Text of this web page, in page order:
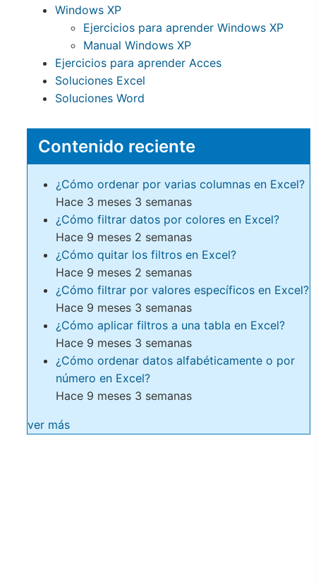
Windows XP
Ejercicios para aprender Windows XP
Manual Windows XP
Ejercicios para aprender Acces
Soluciones Excel
Soluciones Word
Contenido reciente
¿Cómo ordenar por varias columnas en Excel?
Hace 3 meses 3 semanas
¿Cómo filtrar datos por colores en Excel?
Hace 9 meses 2 semanas
¿Cómo quitar los filtros en Excel?
Hace 9 meses 2 semanas
¿Cómo filtrar por valores específicos en Excel?
Hace 9 meses 3 semanas
¿Cómo aplicar filtros a una tabla en Excel?
Hace 9 meses 3 semanas
¿Cómo ordenar datos alfabéticamente o por
número en Excel?
Hace 9 meses 3 semanas
ver más